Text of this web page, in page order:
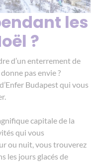
les
?
d’un enterrement de
pas envie ?
Budapest qui vous
capitale de la
qui vous
ou nuit, vous trouverez
les jours glacés de